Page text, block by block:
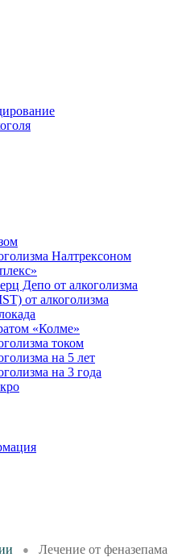
Налтрексоном
Депо от алкоголизма
от алкоголизма
«Колме»
током
на 5 лет
на 3 года
Лечение от феназепама